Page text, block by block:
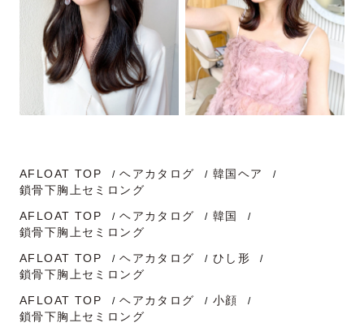
AFLOAT TOP ヘアカタログ
韓国ヘア
鎖骨下胸上セミロング
AFLOAT TOP
ヘアカタログ
韓国
鎖骨下胸上セミロング
AFLOAT TOP
ヘアカタログ
ひし形
鎖骨下胸上セミロング
AFLOAT TOP
ヘアカタログ
小顔
鎖骨下胸上セミロング